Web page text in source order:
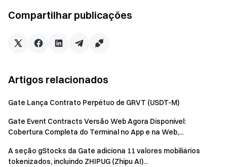
Registre-see reivindique até $10000 em recompensas de
Convide um amigo
e ganhe 40% de comissão
Baixe o App | Versão Desktop da Gate
Participe da nossa comunidade no Telegram para discutir
tópicos em alta
Interaja com nossa comunidade globalpara obter os
insights mais recentes
Transparência e Segurança
Compartilhar publicações
Artigos relacionados
Gate Lança Contrato Perpétuo de GRVT (USDT-M)
Gate Event Contracts Versão Web Agora Disponível:
Cobertura Completa do Terminal no App e na Web,...
A seção gStocks da Gate adiciona 11 valores mobiliários
tokenizados, incluindo ZHIPUG (Zhipu AI)...